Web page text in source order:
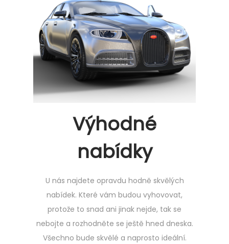
Výhodné
nabídky
U nás najdete opravdu hodně skvělých
nabídek. Které vám budou vyhovovat,
protože to snad ani jinak nejde, tak se
nebojte a rozhodněte se ještě hned dneska.
Všechno bude skvělé a naprosto ideální.